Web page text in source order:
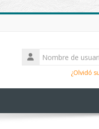
Nombre
de
¿Olvidó